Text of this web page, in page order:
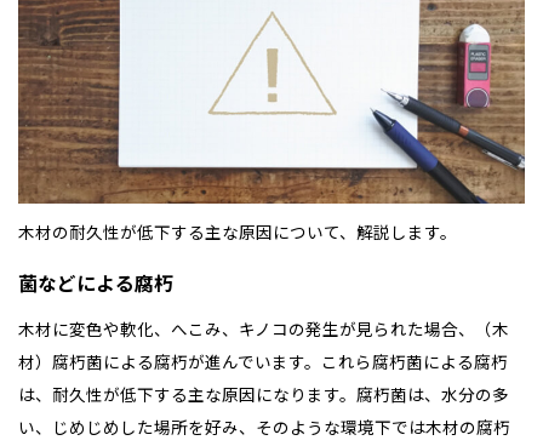
木材の耐久性が低下する主な原因について、解説します。
菌などによる腐朽
木材に変色や軟化、へこみ、キノコの発生が見られた場合、（木
材）腐朽菌による腐朽が進んでいます。これら腐朽菌による腐朽
は、耐久性が低下する主な原因になります。腐朽菌は、水分の多
い、じめじめした場所を好み、そのような環境下では木材の腐朽